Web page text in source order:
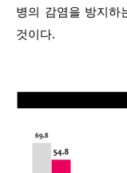
병의 감염을 방지하
것이다.